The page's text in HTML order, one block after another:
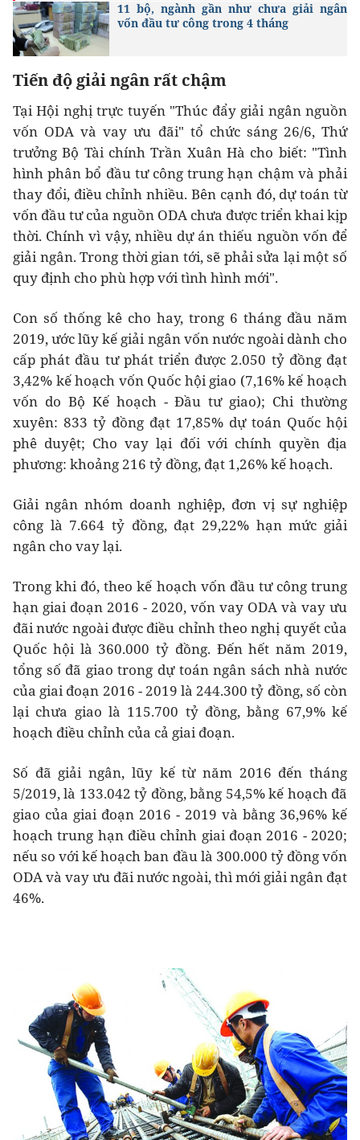
11 bộ, ngành gần như chưa giải ngân
vốn đầu tư công trong 4 tháng
Tiến độ giải ngân rất chậm
Tại Hội nghị trực tuyến "Thúc đẩy giải ngân nguồn
vốn ODA và vay ưu đãi" tổ chức sáng 26/6, Thứ
trưởng Bộ Tài chính Trần Xuân Hà cho biết: "Tình
hình phân bổ đầu tư công trung hạn chậm và phải
thay đổi, điều chỉnh nhiều. Bên cạnh đó, dự toán từ
vốn đầu tư của nguồn ODA chưa được triển khai kịp
thời. Chính vì vậy, nhiều dự án thiếu nguồn vốn để
giải ngân. Trong thời gian tới, sẽ phải sửa lại một số
quy định cho phù hợp với tình hình mới".
Con số thống kê cho hay, trong 6 tháng đầu năm
2019, ước lũy kế giải ngân vốn nước ngoài dành cho
cấp phát đầu tư phát triển được 2.050 tỷ đồng đạt
3,42% kế hoạch vốn Quốc hội giao (7,16% kế hoạch
vốn do Bộ Kế hoạch - Đầu tư giao); Chi thường
xuyên: 833 tỷ đồng đạt 17,85% dự toán Quốc hội
phê duyệt; Cho vay lại đối với chính quyền địa
phương: khoảng 216 tỷ đồng, đạt 1,26% kế hoạch.
Giải ngân nhóm doanh nghiệp, đơn vị sự nghiệp
công là 7.664 tỷ đồng, đạt 29,22% hạn mức giải
ngân cho vay lại.
Trong khi đó, theo kế hoạch vốn đầu tư công trung
hạn giai đoạn 2016 - 2020, vốn vay ODA và vay ưu
đãi nước ngoài được điều chỉnh theo nghị quyết của
Quốc hội là 360.000 tỷ đồng. Đến hết năm 2019,
tổng số đã giao trong dự toán ngân sách nhà nước
của giai đoạn 2016 - 2019 là 244.300 tỷ đồng, số còn
lại chưa giao là 115.700 tỷ đồng, bằng 67,9% kế
hoạch điều chỉnh của cả giai đoạn.
Số đã giải ngân, lũy kế từ năm 2016 đến tháng
5/2019, là 133.042 tỷ đồng, bằng 54,5% kế hoạch đã
giao của giai đoạn 2016 - 2019 và bằng 36,96% kế
hoạch trung hạn điều chỉnh giai đoạn 2016 - 2020;
nếu so với kế hoạch ban đầu là 300.000 tỷ đồng vốn
ODA và vay ưu đãi nước ngoài, thì mới giải ngân đạt
46%.